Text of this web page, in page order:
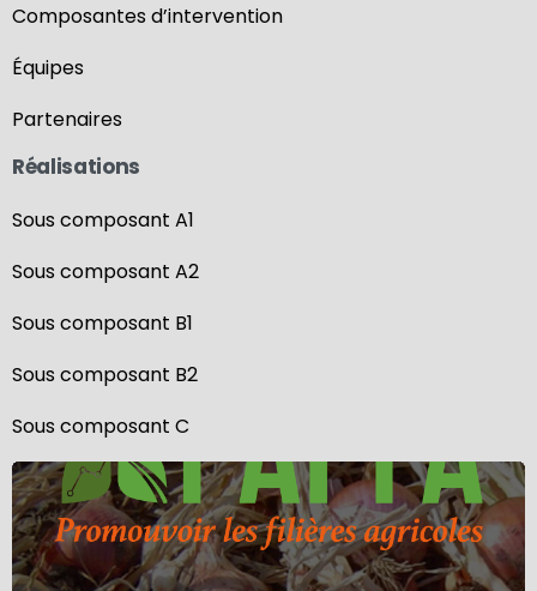
Composantes d’intervention
Équipes
Partenaires
Réalisations
Sous composant A1
Sous composant A2
Sous composant B1
Sous composant B2
Sous composant C